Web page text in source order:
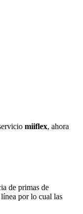
miiflex, ahora
de primas de
por lo cual las